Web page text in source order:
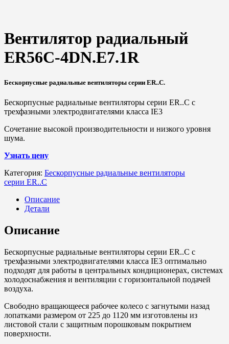
Вентилятор радиальный
ER56C-4DN.E7.1R
Бескорпусные радиальные вентиляторы серии ER..C.
Бескорпусные радиальные вентиляторы серии ER..C с
трехфазными электродвигателями класса IE3
Сочетание высокой производительности и низкого уровня
шума.
Узнать цену
Категория: Бескорпусные радиальные вентиляторы
серии ER..C
Описание
Детали
Описание
Бескорпусные радиальные вентиляторы серии ER..C с
трехфазными электродвигателями класса IE3 оптимально
подходят для работы в центральных кондиционерах, системах
холодоснабжения и вентиляции с горизонтальной подачей
воздуха.
Свободно вращающееся рабочее колесо с загнутыми назад
лопатками размером от 225 до 1120 мм изготовлены из
листовой стали с защитным порошковым покрытием
поверхности.